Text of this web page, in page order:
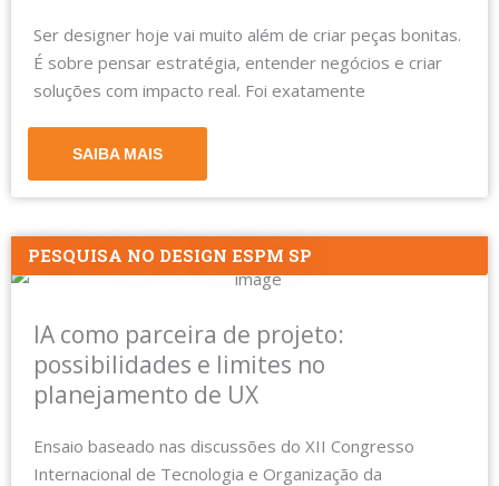
Ser designer hoje vai muito além de criar peças bonitas.
É sobre pensar estratégia, entender negócios e criar
soluções com impacto real. Foi exatamente
SAIBA MAIS
PESQUISA NO DESIGN ESPM SP
IA como parceira de projeto:
possibilidades e limites no
planejamento de UX
Ensaio baseado nas discussões do XII Congresso
Internacional de Tecnologia e Organização da